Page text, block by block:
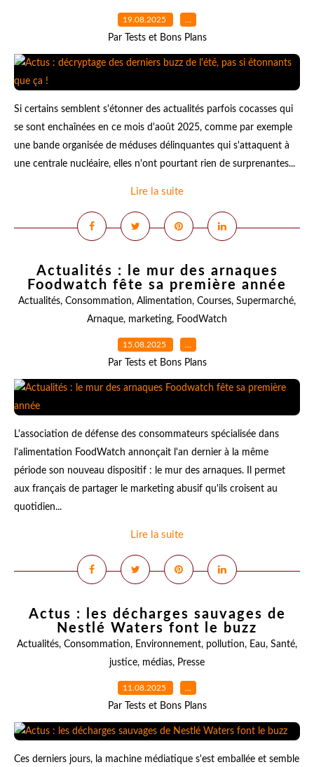
19.08.2025 …
Par Tests et Bons Plans
Si certains semblent s'étonner des actualités parfois cocasses qui
se sont enchaînées en ce mois d'août 2025, comme par exemple
une bande organisée de méduses délinquantes qui s'attaquent à
une centrale nucléaire, elles n'ont pourtant rien de surprenantes...
Lire la suite
Actualités : le mur des arnaques
Foodwatch fête sa première année
Actualités, Consommation, Alimentation, Courses, Supermarché,
Arnaque, marketing, FoodWatch
15.08.2025 …
Par Tests et Bons Plans
L'association de défense des consommateurs spécialisée dans
l'alimentation FoodWatch annonçait l'an dernier à la même
période son nouveau dispositif : le mur des arnaques. Il permet
aux français de partager le marketing abusif qu'ils croisent au
quotidien...
Lire la suite
Actus : les décharges sauvages de
Nestlé Waters font le buzz
Actualités, Consommation, Environnement, pollution, Eau, Santé,
justice, médias, Presse
11.08.2025 …
Par Tests et Bons Plans
Ces derniers jours, la machine médiatique s'est emballée et semble